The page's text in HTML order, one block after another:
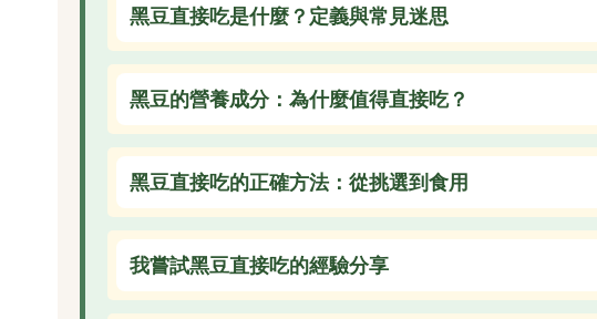
黑豆直接吃是什麼？定義與常見迷思
黑豆的營養成分：為什麼值得直接吃？
黑豆直接吃的正確方法：從挑選到食用
我嘗試黑豆直接吃的經驗分享